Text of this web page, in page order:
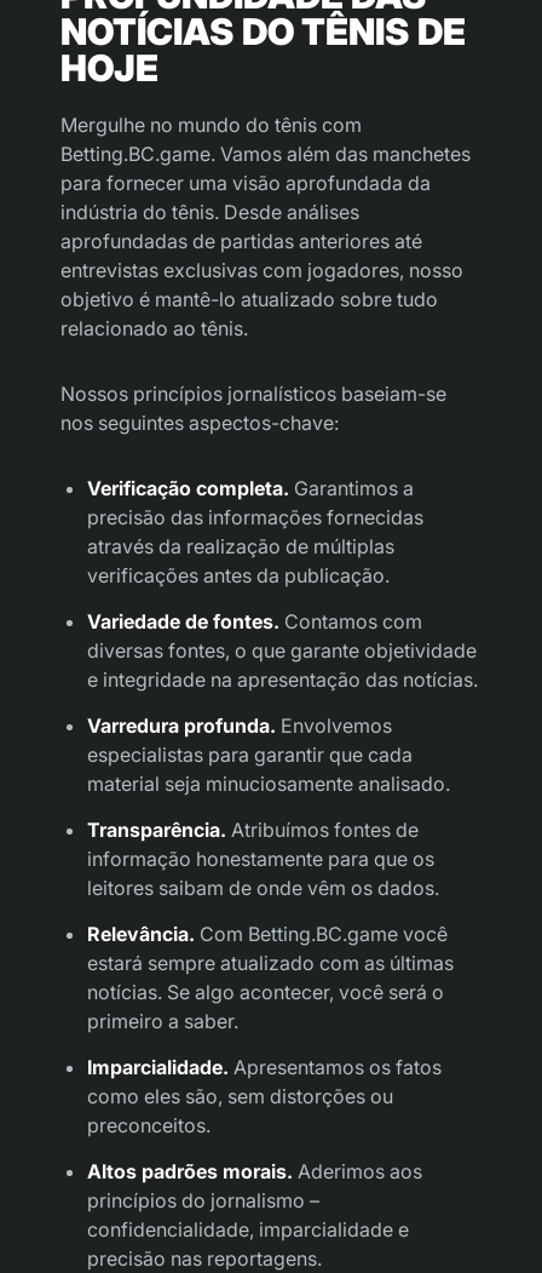
NOTÍCIAS DO TÊNIS DE
HOJE
Mergulhe no mundo do tênis com
Betting.BC.game. Vamos além das manchetes
para fornecer uma visão aprofundada da
indústria do tênis. Desde análises
aprofundadas de partidas anteriores até
entrevistas exclusivas com jogadores, nosso
objetivo é mantê-lo atualizado sobre tudo
relacionado ao tênis.
Nossos princípios jornalísticos baseiam-se
nos seguintes aspectos-chave:
Verificação completa. Garantimos a
precisão das informações fornecidas
através da realização de múltiplas
verificações antes da publicação.
Variedade de fontes. Contamos com
diversas fontes, o que garante objetividade
e integridade na apresentação das notícias.
Varredura profunda. Envolvemos
especialistas para garantir que cada
material seja minuciosamente analisado.
Transparência. Atribuímos fontes de
informação honestamente para que os
leitores saibam de onde vêm os dados.
Relevância. Com Betting.BC.game você
estará sempre atualizado com as últimas
notícias. Se algo acontecer, você será o
primeiro a saber.
Imparcialidade. Apresentamos os fatos
como eles são, sem distorções ou
preconceitos.
Altos padrões morais. Aderimos aos
princípios do jornalismo –
confidencialidade, imparcialidade e
precisão nas reportagens.